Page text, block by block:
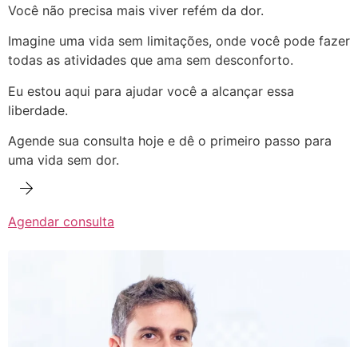
Você não precisa mais viver refém da dor.
Imagine uma vida sem limitações, onde você pode fazer
todas as atividades que ama sem desconforto.
Eu estou aqui para ajudar você a alcançar essa
liberdade.
Agende sua consulta hoje e dê o primeiro passo para
uma vida sem dor.
Agendar consulta